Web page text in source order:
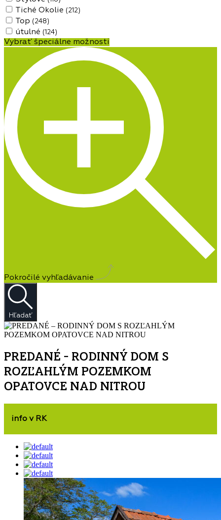
Tiché Okolie (212)
Top (248)
útulné (124)
Vybrať špeciálne možnosti
Pokročilé vyhľadávanie
Hľadať
PREDANÉ – RODINNÝ DOM S
ROZĽAHLÝM POZEMKOM
OPATOVCE NAD NITROU
info v RK